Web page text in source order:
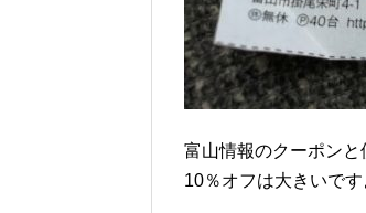
富山情報のクーポンと
10％オフは大きいです